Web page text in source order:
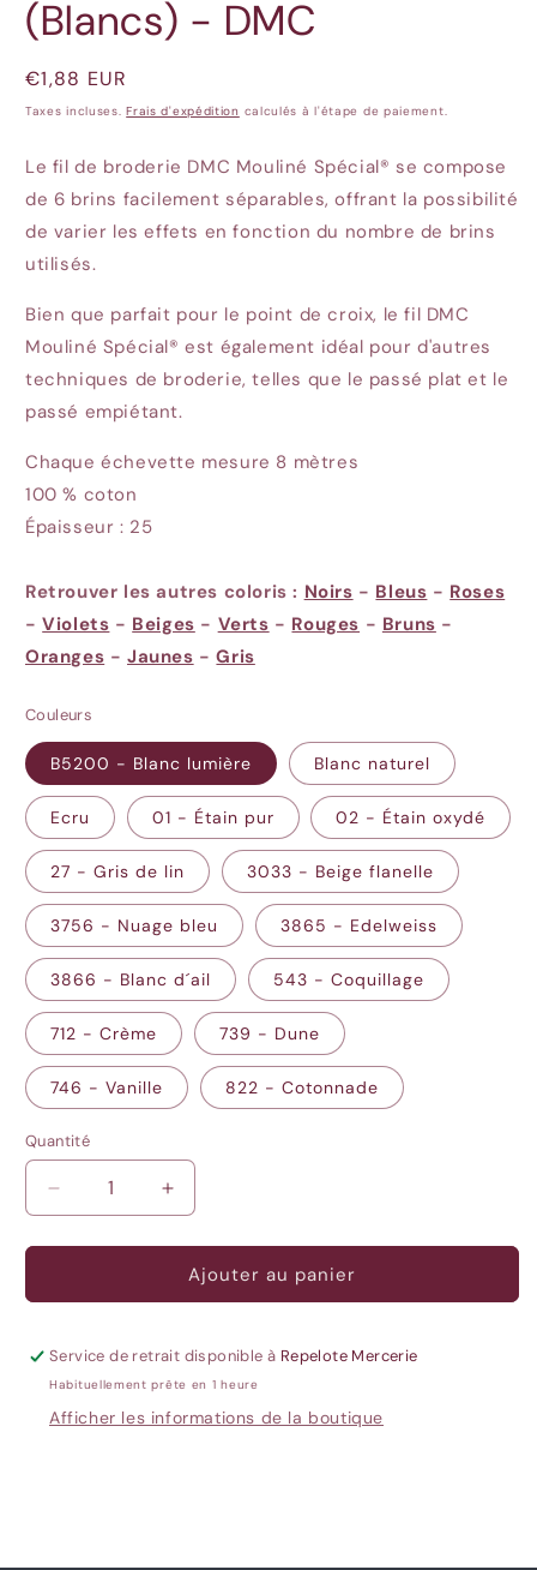
(Blancs) - DMC
Prix
habituel
€1,88 EUR
Taxes incluses.Frais d'expédition calculés à l'étape de paiement.
Le fil de broderie DMC Mouliné Spécial® se compose
de 6 brins facilement séparables, offrant la possibilité
de varier les effets en fonction du nombre de brins
utilisés.
Bien que parfait pour le point de croix, le fil DMC
Mouliné Spécial® est également idéal pour d'autres
techniques de broderie, telles que le passé plat et le
passé empiétant.
Chaque échevette mesure 8 mètres
100 % coton
Épaisseur : 25
Retrouver les autres coloris : Noirs - Bleus - Roses
-Violets - Beiges - Verts - Rouges - Bruns -
Oranges -Jaunes -Gris
Couleurs
B5200 - Blanc lumière Blanc naturel
Ecru 01 - Étain pur 02 - Étain oxydé
27 - Gris de lin 3033 - Beige flanelle
3756 - Nuage bleu 3865 - Edelweiss
3866 - Blanc d´ail 543 - Coquillage
712 - Crème 739 - Dune
746 - Vanille 822 - Cotonnade
Quantité
Quantité
Réduire
la
quantité
Fils
broder
Spécial
-
Augmenter
la
quantité
de
Fils
broder
Spécial
-
Ajouter au panier
Service de retrait disponible à Repelote Mercerie
Habituellement prête en 1 heure
Afficher les informations de la boutique